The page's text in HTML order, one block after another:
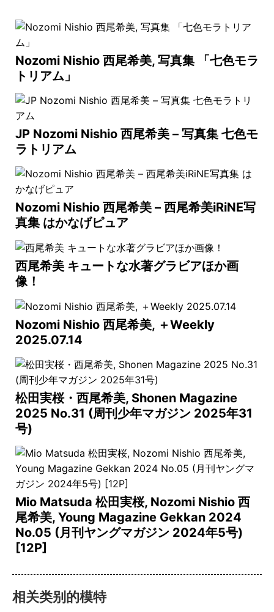
Nozomi Nishio 西尾希美, 写真集 「七色モラ
トリアム」
JP Nozomi Nishio 西尾希美 – 写真集 七色モ
ラトリアム
Nozomi Nishio 西尾希美 – 西尾希美iRiNE写
真集 はかなげピュア
西尾希美 キュートな水著グラビアほか画
像！
Nozomi Nishio 西尾希美, ＋Weekly
2025.07.14
松田実桜・西尾希美, Shonen Magazine
2025 No.31 (周刊少年マガジン 2025年31
号)
Mio Matsuda 松田実桜, Nozomi Nishio 西
尾希美, Young Magazine Gekkan 2024
No.05 (月刊ヤングマガジン 2024年5号)
[12P]
相关类别的模特